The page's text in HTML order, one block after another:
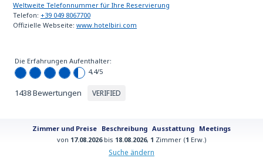
Weltweite Telefonnummer für Ihre Reservierung
Telefon: +39 049 8067700
Offizielle Webseite: www.hotelbiri.com
Die Erfahrungen Aufenthalter:
4,4/5
1438 Bewertungen VERIFIED
Zimmer und Preise Beschreibung Ausstattung Meetings
von 17.08.2026bis 18.08.2026, 1 Zimmer (1 Erw.)
Suche ändern